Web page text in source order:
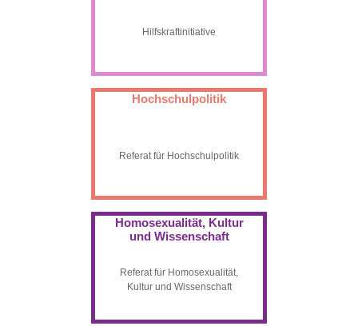
Hilfskraftinitiative
Hochschulpolitik
Referat für Hochschulpolitik
Homosexualität, Kultur
und Wissenschaft
Referat für Homosexualität,
Kultur und Wissenschaft